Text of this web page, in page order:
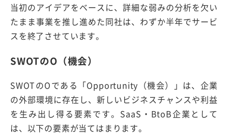
当初のアイデアをベースに、詳細な弱みの分析を欠い
たまま事業を推し進めた同社は、わずか半年でサービ
スを終了させています。
SWOTのO（機会）
SWOTのOである「Opportunity（機会）」は、企業
の外部環境に存在し、新しいビジネスチャンスや利益
を生み出し得る要素です。SaaS・BtoB企業として
は、以下の要素が当てはまります。